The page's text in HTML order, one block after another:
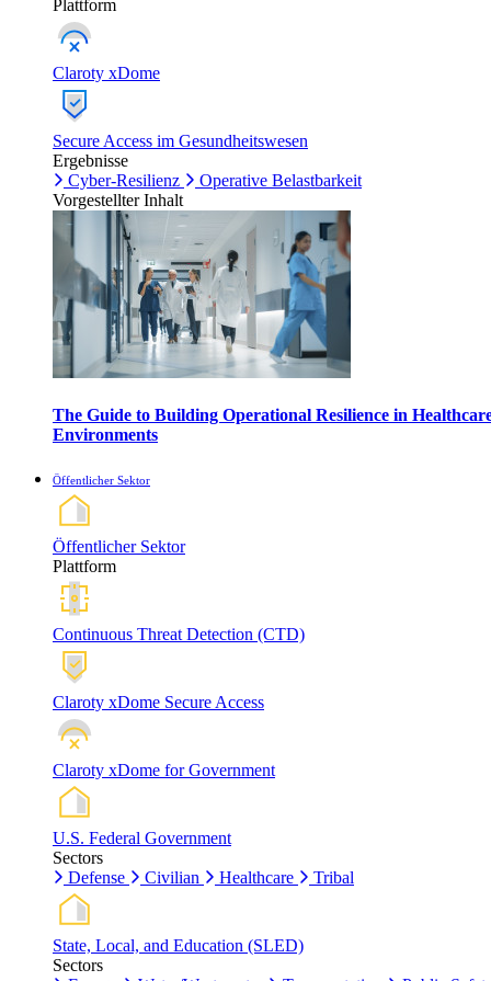
Plattform
Claroty xDome
Secure Access im Gesundheitswesen
Ergebnisse
Cyber-Resilienz
Operative Belastbarkeit
Vorgestellter Inhalt
The Guide to Building Operational Resilience in
Environments
Öffentlicher Sektor
Öffentlicher Sektor
Plattform
Continuous Threat Detection (CTD)
Claroty xDome Secure Access
Claroty xDome for Government
U.S. Federal Government
Sectors
Defense
Civilian Healthcare Tribal
State, Local, and Education (SLED)
Sectors